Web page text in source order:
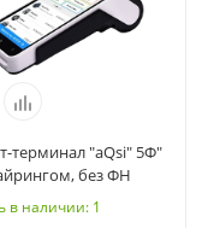
терминал "aQsi" 5Ф"
без ФН
в наличии: 1